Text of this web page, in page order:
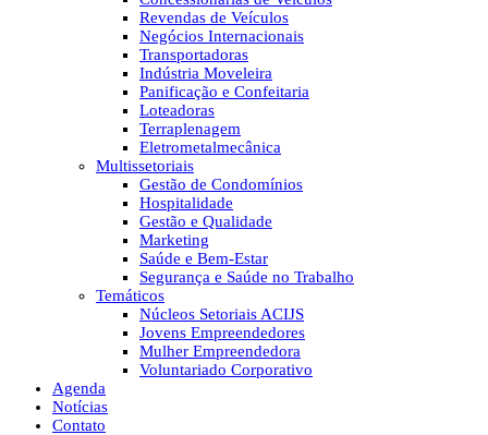
Revendas de Veículos
Negócios Internacionais
Transportadoras
Indústria Moveleira
Panificação e Confeitaria
Loteadoras
Terraplenagem
Eletrometalmecânica
Multissetoriais
Gestão de Condomínios
Hospitalidade
Gestão e Qualidade
Marketing
Saúde e Bem-Estar
Segurança e Saúde no Trabalho
Temáticos
Núcleos Setoriais ACIJS
Jovens Empreendedores
Mulher Empreendedora
Voluntariado Corporativo
Agenda
Notícias
Contato